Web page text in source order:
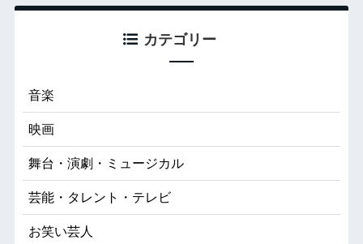
カテゴリー
音楽
映画
舞台・演劇・ミュージカル
芸能・タレント・テレビ
お笑い芸人